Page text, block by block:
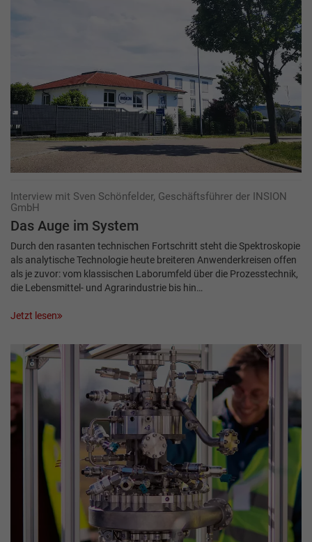
Interview mit Sven Schönfelder, Geschäftsführer der INSION
GmbH
Das Auge im System
Durch den rasanten technischen Fortschritt steht die Spektroskopie
als analytische Technologie heute breiteren Anwenderkreisen offen
als je zuvor: vom klassischen Laborumfeld über die Prozesstechnik,
die Lebensmittel- und Agrarindustrie bis hin…
Jetzt lesen